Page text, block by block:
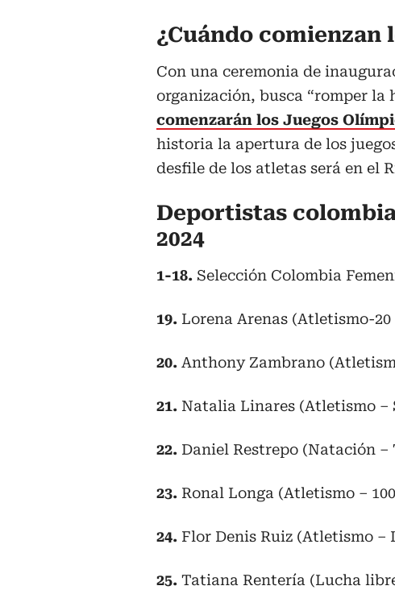
¿Cuándo comienzan
Con una ceremonia de
organización, busca “romper la
comenzarán los Juegos
historia la apertura de los
desfile de los atletas será en el
Deportistas
2024
1-18. Selección Colombia
19. Lorena Arenas (Atletismo-
20. Anthony Zambrano
21. Natalia Linares (Atletismo –
22. Daniel Restrepo (Natación –
23. Ronal Longa (Atletismo –
24. Flor Denis Ruiz (Atletismo –
25. Tatiana Rentería (Lucha